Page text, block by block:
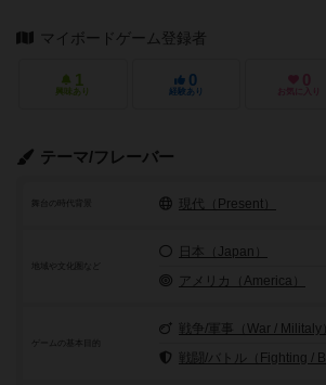
マイボードゲーム登録者
1
興味あり
0
経験あり
0
お気に入り
テーマ/フレーバー
舞台の時代背景 現代（Present）
地域や文化圏など
日本（Japan）
アメリカ（America）
ゲームの基本目的
戦争/軍事（War / Militaly）
戦闘/バトル（Fighting /